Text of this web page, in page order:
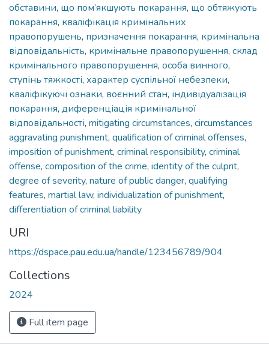
обставини, що пом’якшують покарання, що обтяжують
покарання, кваліфікація кримінальних
правопорушень, призначення покарання, кримінальна
відповідальність, кримінальне правопорушення, склад
кримінального правопорушення, особа винного,
ступінь тяжкості, характер суспільної небезпеки,
кваліфікуючі ознаки, воєнний стан, індивідуалізація
покарання, диференціація кримінальної
відповідальності, mitigating circumstances, circumstances
aggravating punishment, qualification of criminal offenses,
imposition of punishment, criminal responsibility, criminal
offense, composition of the crime, identity of the culprit,
degree of severity, nature of public danger, qualifying
features, martial law, individualization of punishment,
differentiation of criminal liability
URI
https://dspace.pau.edu.ua/handle/123456789/904
Collections
2024
Full item page